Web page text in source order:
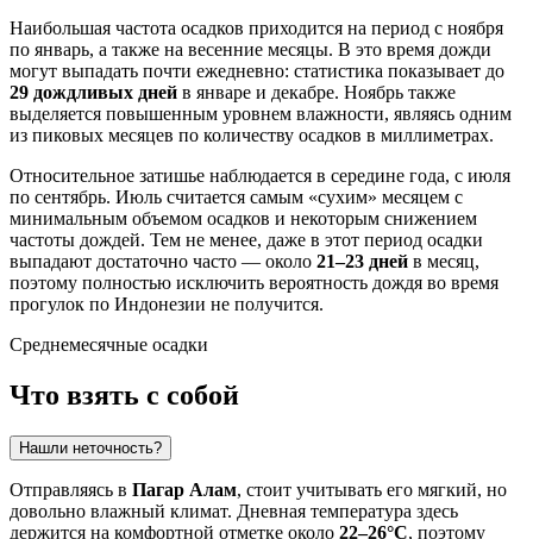
Наибольшая частота осадков приходится на период с ноября
по январь, а также на весенние месяцы. В это время дожди
могут выпадать почти ежедневно: статистика показывает до
29 дождливых дней в январе и декабре. Ноябрь также
выделяется повышенным уровнем влажности, являясь одним
из пиковых месяцев по количеству осадков в миллиметрах.
Относительное затишье наблюдается в середине года, с июля
по сентябрь. Июль считается самым «сухим» месяцем с
минимальным объемом осадков и некоторым снижением
частоты дождей. Тем не менее, даже в этот период осадки
выпадают достаточно часто — около 21–23 дней в месяц,
поэтому полностью исключить вероятность дождя во время
прогулок по Индонезии не получится.
Среднемесячные осадки
Что взять с собой
Нашли неточность?
Отправляясь в Пагар Алам, стоит учитывать его мягкий, но
довольно влажный климат. Дневная температура здесь
держится на комфортной отметке около 22–26°C, поэтому